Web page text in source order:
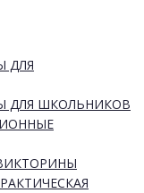
ДЛЯ
ДЛЯ ШКОЛЬНИКОВ